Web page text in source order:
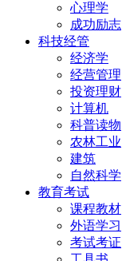
心理学
成功励志
科技经管
经济学
经营管理
投资理财
计算机
科普读物
农林工业
建筑
自然科学
教育考试
课程教材
外语学习
考试考证